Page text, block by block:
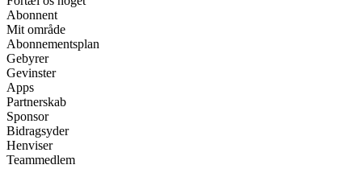
Abonnent
Mit område
Abonnementsplan
Gebyrer
Gevinster
Apps
Partnerskab
Sponsor
Bidragsyder
Henviser
Teammedlem